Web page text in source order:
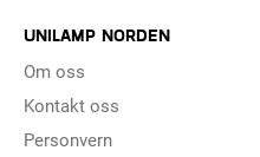
UNILAMP NORDEN
Om oss
Kontakt oss
Personvern